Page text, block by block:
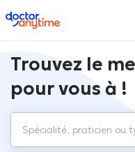
doctoranytime
Trouvez le
pour vous à !